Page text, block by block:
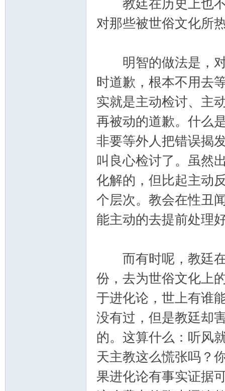
教廷在历史上也不
对那些被世俗文化所
明智的做法是，对
时道歉，根本不用去
实就是主动检讨、主
再被动的道歉。什么
非要等外人把错误揭
叫良心检讨了。虽然
化解的，但比起主动
个层次。教会在性丑
能主动的去提前处理
而有时呢，教廷在
份，去为世俗文化上
于进化论，世上有谁
没有过，但是教廷却
的。这算什么：听风
天主教这么慌张吗？
果进化论有事实证据